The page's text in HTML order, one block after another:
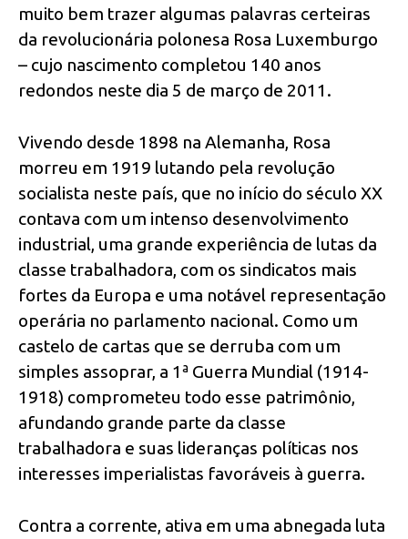
muito bem trazer algumas palavras certeiras
da revolucionária polonesa Rosa Luxemburgo
– cujo nascimento completou 140 anos
redondos neste dia 5 de março de 2011.
Vivendo desde 1898 na Alemanha, Rosa
morreu em 1919 lutando pela revolução
socialista neste país, que no início do século XX
contava com um intenso desenvolvimento
industrial, uma grande experiência de lutas da
classe trabalhadora, com os sindicatos mais
fortes da Europa e uma notável representação
operária no parlamento nacional. Como um
castelo de cartas que se derruba com um
simples assoprar, a 1ª Guerra Mundial (1914-
1918) comprometeu todo esse patrimônio,
afundando grande parte da classe
trabalhadora e suas lideranças políticas nos
interesses imperialistas favoráveis à guerra.
Contra a corrente, ativa em uma abnegada luta